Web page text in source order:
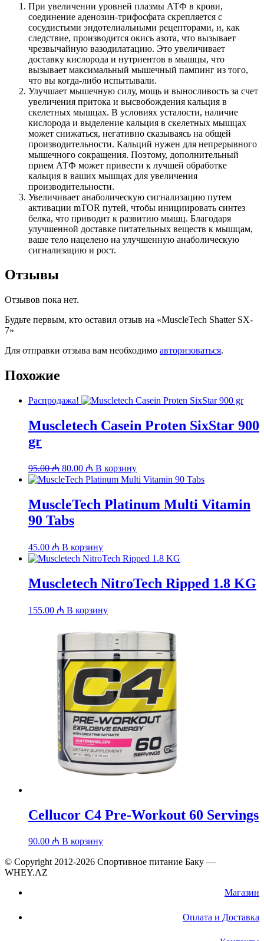
При увеличении уровней плазмы АТФ в крови,
соединение аденозин-трифосфата скрепляется с
сосудистыми эндотелиальными рецепторами, и, как
следствие, производится окись азота, что вызывает
чрезвычайную вазодилатацию. Это увеличивает
доставку кислорода и нутриентов в мышцы, что
вызывает максимальный мышечный пампинг из того,
что вы когда-либо испытывали.
Улучшает мышечную силу, мощь и выносливость за счет
увеличения притока и высвобождения кальция в
скелетных мышцах. В условиях усталости, наличие
кислорода и выделение кальция в скелетных мышцах
может снижаться, негативно сказываясь на общей
производительности. Кальций нужен для непрерывного
мышечного сокращения. Поэтому, дополнительный
прием АТФ может привести к лучшей обработке
кальция в ваших мышцах для увеличения
производительности.
Увеличивает анаболическую сигнализацию путем
активации mTOR путей, чтобы инициировать синтез
белка, что приводит к развитию мышц. Благодаря
улучшенной доставке питательных веществ к мышцам,
ваше тело нацелено на улучшенную анаболическую
сигнализацию и рост.
Отзывы
Отзывов пока нет.
Будьте первым, кто оставил отзыв на «MuscleTech Shatter SX-
7»
Для отправки отзыва вам необходимо авторизоваться.
Похожие
Распродажа!
Muscletech Casein Proten SixStar 900
gr
95.00₼ Первоначальная
цена
составляла
95.00 ₼.
80.00 ₼ Текущая
цена:
В корзину
MuscleTech Platinum Multi Vitamin
90 Tabs
45.00 ₼ В корзину
Muscletech NitroTech Ripped 1.8 KG
155.00 ₼ В корзину
Cellucor C4 Pre-Workout 60 Servings
90.00 ₼ В корзину
© Copyright 2012-2026 Спортивное питание Баку —
WHEY.AZ
Магазин
Оплата и Доставка